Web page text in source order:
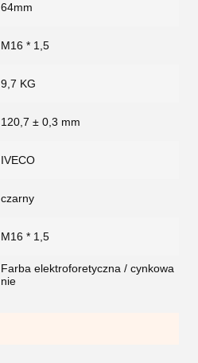
64mm
M16 * 1,5
9,7 KG
120,7 ± 0,3 mm
IVECO
czarny
M16 * 1,5
Farba elektroforetyczna / cynkowa
nie